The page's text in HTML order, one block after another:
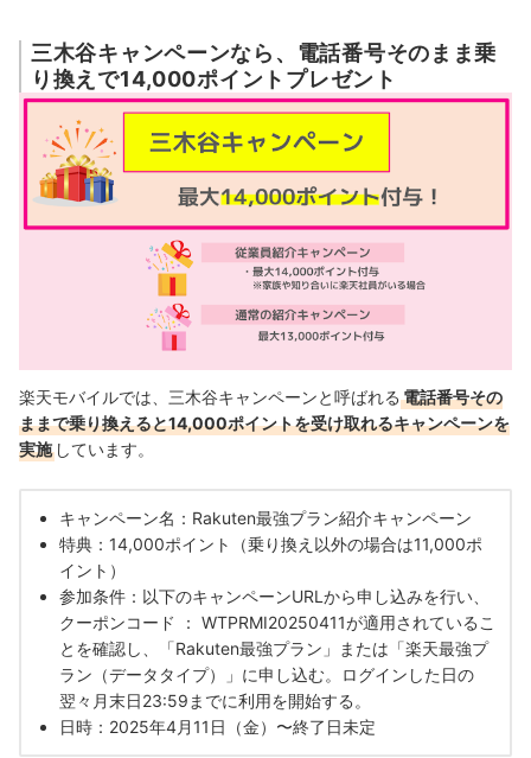
楽天モバイル店舗限定！新規申し込みで3,000ポイントプレゼント
Rakuten最強U-NEXT契約でUber One1年無料+5,000ポイントもら
える
楽天モバイルのキャンペーンでSIM＋iPhone契約で使えるキャンペー
ンまとめ
Rakuten最強プラン契約とiPhone対象製品のご購入で20,000円割引
はじめての申込み＆対象iPhone購入で6,000ポイント還元
iPhone 16e・iPhone 17eが実質月々1円で買える
楽天モバイルのキャンペーンでSIM＋Androidスマホ機種変更で使える
キャンペーンまとめ
マホ購入で10,000ポイント付与キャンペーン
楽天モバイルに乗り換え＋対象端末の購入で1円～スマホが機種変更
できるキャンペーン
楽天モバイルへの乗り換えと対象機種の購入で最大23,000ポイント
還元キャンペーン
楽天モバイルユーザーは楽天市場で毎日ポイント5倍！
楽天モバイルのキャンペーンで、楽天市場で端末のみを購入する際に使
三木谷キャンペーンなら、電話番号そのまま乗
り換えで14,000ポイントプレゼント
楽天モバイルでは、三木谷キャンペーンと呼ばれる 電話番号その
ままで乗り換えると14,000ポイントを受け取れるキャンペーンを
実施 しています。
キャンペーン名：Rakuten最強プラン紹介キャンペーン
特典：14,000ポイント（乗り換え以外の場合は11,000ポ
イント）
参加条件：以下のキャンペーンURLから申し込みを行い、
クーポンコード ： WTPRMI20250411が適用されているこ
とを確認し、「Rakuten最強プラン」または「楽天最強プ
ラン（データタイプ）」に申し込む。ログインした日の
翌々月末日23:59までに利用を開始する。
日時：2025年4月11日（金）〜終了日未定